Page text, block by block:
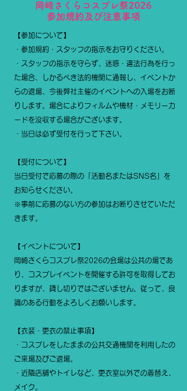
岡崎さくらコスプレ祭2026
参加規約及び注意事項
【参加について】
・参加規約・スタッフの指示をお守りください。
・スタッフの指示を守らず、迷惑・違法行為を行っ
た場合、しかるべき法的機関に通報し、イベントか
らの退場、今後弊社主催のイベントへの入場をお断
りします。場合によりフィルムや機材・メモリーカ
ードを没収する場合がございます。
​・当日は必ず受付を行って下さい。
【受付について】
当日受付で応募の際の「活動名またはSNS名」を
お知らせください。
​※事前に応募のない方の参加はお断りさせていただ
きます。
【イベントについて】
岡崎さくらコスプレ祭2026の会場は公共の場であ
り、コスプレイベントを開催する許可を取得してお
りますが、貸し切りではございません。従って、良
識のある行動をよろしくお願いします。
【衣装・更衣の禁止事項】
・コスプレをしたままの公共交通機関を利用したの
ご来場及びご退場。
・近隣店舗やトイレなど、更衣室以外での着替え、
メイク。